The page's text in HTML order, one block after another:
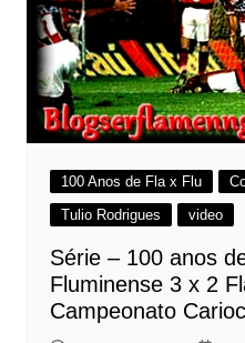
100 Anos de Fla x Flu
Tulio Rodrigues
video
Série – 100 anos
Fluminense 3 x 2
Campeonato